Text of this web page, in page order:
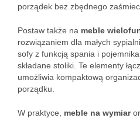
porządek bez zbędnego
Postaw także na meble
rozwiązaniem dla małych
sofy z funkcją spania i
składane stoliki. Te elementy
umożliwia kompaktową
porządku.
W praktyce, meble na wymiar